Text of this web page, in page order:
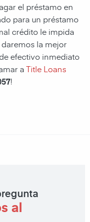
el préstamo en
para un préstamo
crédito le impida
daremos la mejor
efectivo inmediato
a Title Loans
!
al